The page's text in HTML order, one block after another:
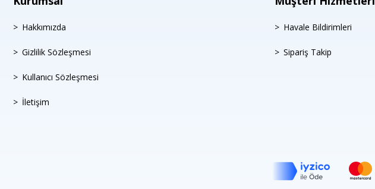
Hakkımızda
Gizlilik Sözleşmesi
Kullanıcı Sözleşmesi
İletişim
Havale Bildirimleri
Sipariş Takip